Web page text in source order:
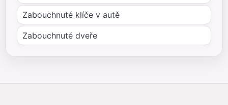
Zabouchnuté klíče v autě
Zabouchnuté dveře